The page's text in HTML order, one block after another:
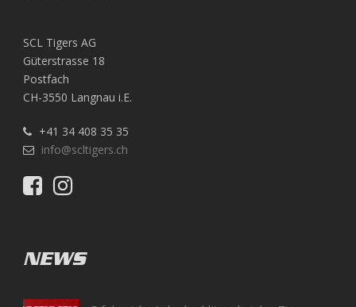
SCL Tigers AG
Güterstrasse 18
Postfach
CH-3550 Langnau i.E.
+41 34 408 35 35
info@scltigers.ch
NEWS